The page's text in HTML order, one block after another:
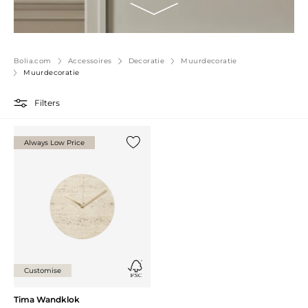
Bolia.com Accessoires Decoratie
Muurdecoratie
Muurdecoratie
Filters
Always Low Price
Customise
Tima Wandklok